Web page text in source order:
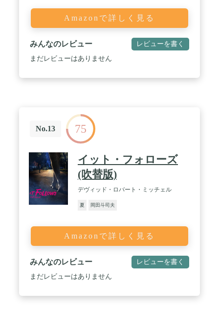
Amazonで詳しく見る
みんなのレビュー レビューを書く
まだレビューはありません
No.13 75
イット・フォローズ
(吹替版)
デヴィッド・ロバート・ミッチェル
夏 岡田斗司夫
Amazonで詳しく見る
みんなのレビュー レビューを書く
まだレビューはありません